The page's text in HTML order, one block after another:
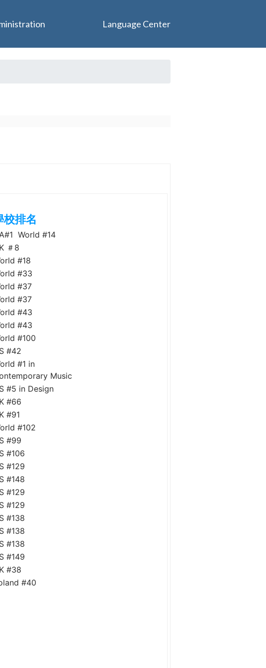
校排名
World #14
＃8
#18
#33
#37
#37
#43
#43
#100
#42
#1 in
Music
#5 in Design
#66
#91
#102
#99
#106
#129
#148
#129
#129
#138
#138
#138
#149
#38
#40
Language Center